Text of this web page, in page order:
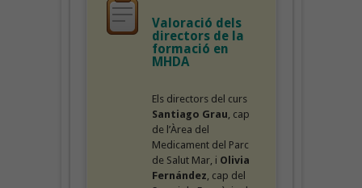
Valoració dels
directors de la
formació en
MHDA
Els directors del curs
Santiago Grau, cap
de l’Àrea del
Medicament del Parc
de Salut Mar, i Olivia
Fernández, cap del